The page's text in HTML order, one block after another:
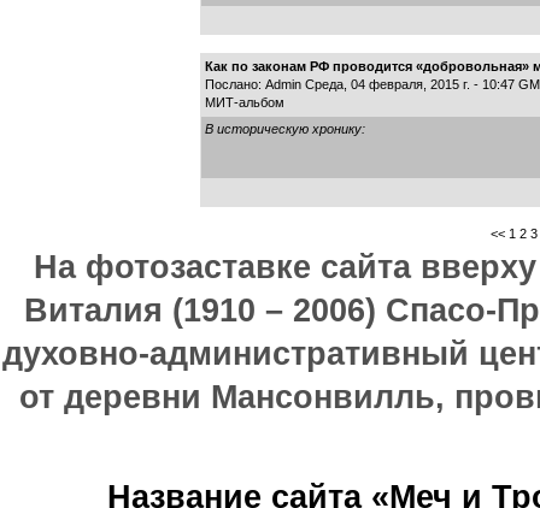
Как по законам РФ проводится «добровольная»
Послано: Admin Среда, 04 февраля, 2015 г. - 10:47
МИТ-альбом
В историческую хронику:
<< 1 2 3
На фотозаставке сайта
Виталия (1910 – 2006) Спасо-
духовно-административный
от деревни Мансонвилль,
Название сайта «Меч и